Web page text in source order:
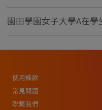
使用條款
常見問題
聯繫我們